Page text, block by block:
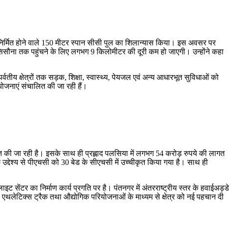
होने वाले 150 मीटर स्पान सीसी पुल का शिलान्यास किया। इस अवसर पर
तक पहुंचने के लिए लगभग 9 किलोमीटर की दूरी कम हो जाएगी। उन्होंने कहा
क्षेत्रों तक सड़क, शिक्षा, स्वास्थ्य, पेयजल एवं अन्य आधारभूत सुविधाओं को
संचालित की जा रही हैं।
जा रही है। इसके साथ ही प्रह्लाद पलसिया में लगभग 54 करोड़ रुपये की लागत
उद्देश्य से पीएचसी को 30 बेड के सीएचसी में उच्चीकृत किया गया है। साथ ही
का निर्माण कार्य प्रगति पर है। पंतनगर में अंतरराष्ट्रीय स्तर के हवाईअड्डे
ट्रैक तथा औद्योगिक परियोजनाओं के माध्यम से क्षेत्र को नई पहचान दी